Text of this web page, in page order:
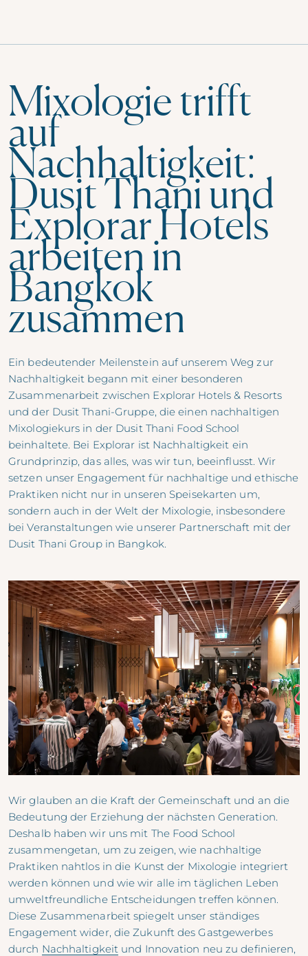
Mixologie trifft
auf
Nachhaltigkeit:
Dusit Thani und
Explorar Hotels
arbeiten in
Bangkok
zusammen
Ein bedeutender Meilenstein auf unserem Weg zur
Nachhaltigkeit begann mit einer besonderen
Zusammenarbeit zwischen Explorar Hotels & Resorts
und der Dusit Thani-Gruppe, die einen nachhaltigen
Mixologiekurs in der Dusit Thani Food School
beinhaltete. Bei Explorar ist Nachhaltigkeit ein
Grundprinzip, das alles, was wir tun, beeinflusst. Wir
setzen unser Engagement für nachhaltige und ethische
Praktiken nicht nur in unseren Speisekarten um,
sondern auch in der Welt der Mixologie, insbesondere
bei Veranstaltungen wie unserer Partnerschaft mit der
Dusit Thani Group in Bangkok.
Wir glauben an die Kraft der Gemeinschaft und an die
Bedeutung der Erziehung der nächsten Generation.
Deshalb haben wir uns mit The Food School
zusammengetan, um zu zeigen, wie nachhaltige
Praktiken nahtlos in die Kunst der Mixologie integriert
werden können und wie wir alle im täglichen Leben
umweltfreundliche Entscheidungen treffen können.
Diese Zusammenarbeit spiegelt unser ständiges
Engagement wider, die Zukunft des Gastgewerbes
durch Nachhaltigkeit und Innovation neu zu definieren,